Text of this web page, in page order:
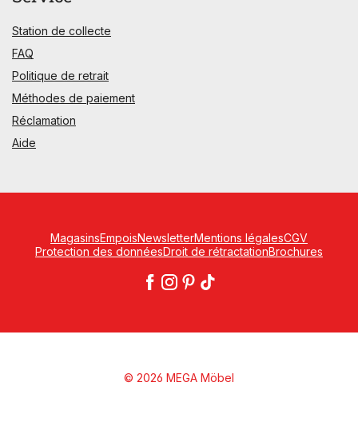
Station de collecte
FAQ
Politique de retrait
Méthodes de paiement
Réclamation
Aide
MagasinsEmpoisNewsletterMentions légalesCGV
Protection des donnéesDroit de rétractationBrochures
© 2026 MEGA Möbel